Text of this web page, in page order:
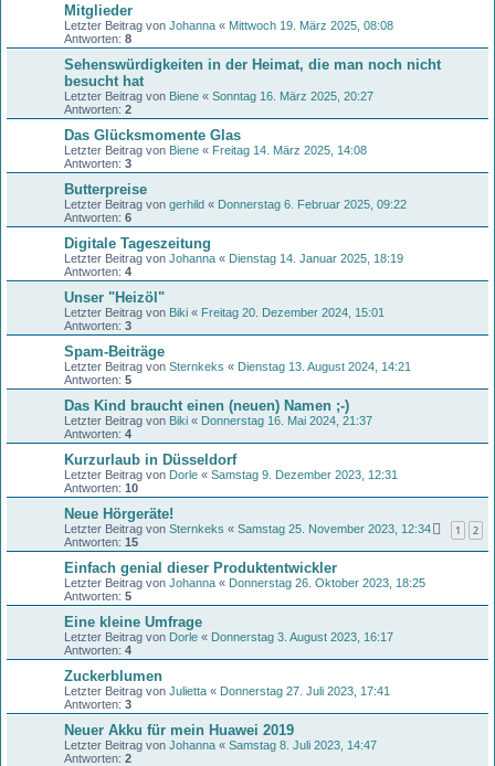
Mitglieder
Letzter Beitrag von Johanna « Mittwoch 19. März 2025, 08:08
Antworten: 8
Sehenswürdigkeiten in der Heimat, die man noch nicht
besucht hat
Letzter Beitrag von Biene « Sonntag 16. März 2025, 20:27
Antworten: 2
Das Glücksmomente Glas
Letzter Beitrag von Biene « Freitag 14. März 2025, 14:08
Antworten: 3
Butterpreise
Letzter Beitrag von gerhild « Donnerstag 6. Februar 2025, 09:22
Antworten: 6
Digitale Tageszeitung
Letzter Beitrag von Johanna « Dienstag 14. Januar 2025, 18:19
Antworten: 4
Unser "Heizöl"
Letzter Beitrag von Biki « Freitag 20. Dezember 2024, 15:01
Antworten: 3
Spam-Beiträge
Letzter Beitrag von Sternkeks « Dienstag 13. August 2024, 14:21
Antworten: 5
Das Kind braucht einen (neuen) Namen ;-)
Letzter Beitrag von Biki « Donnerstag 16. Mai 2024, 21:37
Antworten: 4
Kurzurlaub in Düsseldorf
Letzter Beitrag von Dorle « Samstag 9. Dezember 2023, 12:31
Antworten: 10
Neue Hörgeräte!
Letzter Beitrag von Sternkeks « Samstag 25. November 2023, 12:34
Antworten: 15
1 2
Einfach genial dieser Produktentwickler
Letzter Beitrag von Johanna « Donnerstag 26. Oktober 2023, 18:25
Antworten: 5
Eine kleine Umfrage
Letzter Beitrag von Dorle « Donnerstag 3. August 2023, 16:17
Antworten: 4
Zuckerblumen
Letzter Beitrag von Julietta « Donnerstag 27. Juli 2023, 17:41
Antworten: 3
Neuer Akku für mein Huawei 2019
Letzter Beitrag von Johanna « Samstag 8. Juli 2023, 14:47
Antworten: 2